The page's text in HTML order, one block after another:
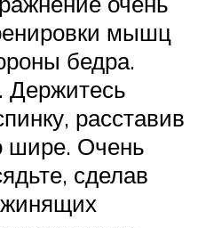
мышц
бедра.
Держитесь
расставив
шире. Очень
сделав